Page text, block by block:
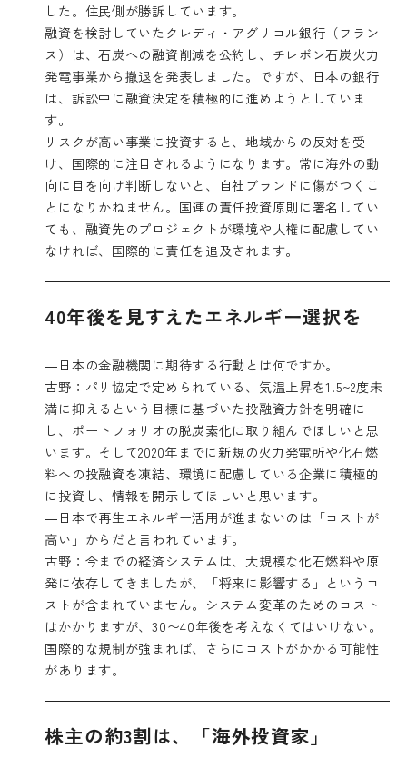
した。住民側が勝訴しています。
融資を検討していたクレディ・アグリコル銀行（フラン
ス）は、石炭への融資削減を公約し、チレボン石炭火力
発電事業から撤退を発表しました。ですが、日本の銀行
は、訴訟中に融資決定を積極的に進めようとしていま
す。
リスクが高い事業に投資すると、地域からの反対を受
け、国際的に注目されるようになります。常に海外の動
向に目を向け判断しないと、自社ブランドに傷がつくこ
とになりかねません。国連の責任投資原則に署名してい
ても、融資先のプロジェクトが環境や人権に配慮してい
なければ、国際的に責任を追及されます。
40年後を見すえたエネルギー選択を
―日本の金融機関に期待する行動とは何ですか。
古野：パリ協定で定められている、気温上昇を1.5~2度未
満に抑えるという目標に基づいた投融資方針を明確に
し、ポートフォリオの脱炭素化に取り組んでほしいと思
います。そして2020年までに新規の火力発電所や化石燃
料への投融資を凍結、環境に配慮している企業に積極的
に投資し、情報を開示してほしいと思います。
―日本で再生エネルギー活用が進まないのは「コストが
高い」からだと言われています。
古野：今までの経済システムは、大規模な化石燃料や原
発に依存してきましたが、「将来に影響する」というコ
ストが含まれていません。システム変革のためのコスト
はかかりますが、30〜40年後を考えなくてはいけない。
国際的な規制が強まれば、さらにコストがかかる可能性
があります。
株主の約3割は、「海外投資家」